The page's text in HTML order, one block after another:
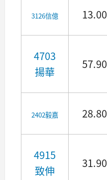
3126信億 13.00
4703
揚華
57.90
2402毅嘉 28.80
4915
致伸
31.90